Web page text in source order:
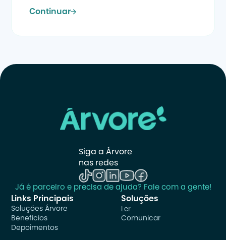
Continuar
Siga a Árvore
nas redes
Já é parceiro e precisa de ajuda? Fale com a gente!
Links Principais
Soluções Árvore
Benefícios
Depoimentos
Soluções
Ler
Comunicar